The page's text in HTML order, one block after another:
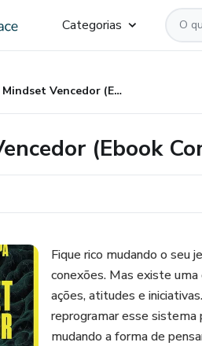
Categorias
Mindset Vencedor (Ebook Completo)
(Ebook
Fique rico mudando o seu
conexões. Mas existe
ações, atitudes e
reprogramar esse sistema
mudando a forma de